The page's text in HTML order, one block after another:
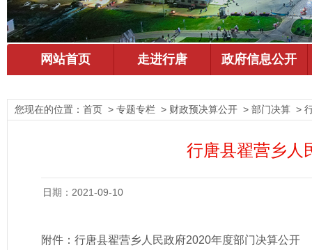
您现在的位置： 首页 > 专题专栏 > 财政预决算公开 > 部门决算 >
行唐县翟营乡人
日期：2021-09-10
附件： 行唐县翟营乡人民政府2020年度部门决算公开